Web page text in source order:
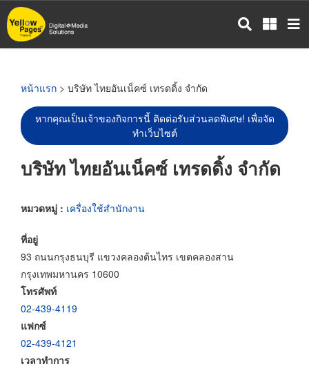
ข้าม
ไป
หน้าแรก > บริษัท ไทยอันเน็คซ์ เทรดดิ้ง จำกัด
หากคุณเป็นเจ้าของกิจการนี้ ติดต่อรับส่วนลดพิเศษ! เพื่อจัด
ทำเว็บไซต์
บริษัท ไทยอันเน็คซ์ เทรดดิ้ง จำกัด
หมวดหมู่ : เครื่องใช้สำนักงาน
ที่อยู่
93 ถนนกรุงธนบุรี แขวงคลองต้นไทร เขตคลองสาน
กรุงเทพมหานคร 10600
โทรศัพท์
02-439-4119
แฟกซ์
02-439-4121
เวลาทำการ